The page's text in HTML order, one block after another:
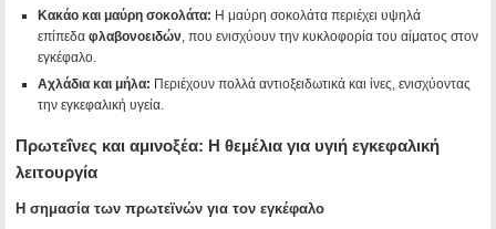
Κακάο και μαύρη σοκολάτα: Η μαύρη σοκολάτα περιέχει υψηλά
επίπεδα φλαβονοειδών , που ενισχύουν την κυκλοφορία του αίματος στον
εγκέφαλο.
Αχλάδια και μήλα: Περιέχουν πολλά αντιοξειδωτικά και ίνες, ενισχύοντας
την εγκεφαλική υγεία.
Πρωτεΐνες και αμινοξέα: Η θεμέλια για υγιή εγκεφαλική
λειτουργία
Η σημασία των πρωτεϊνών για τον εγκέφαλο